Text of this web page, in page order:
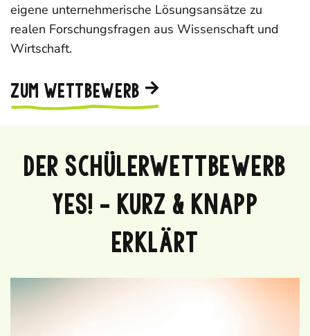
eigene unternehmerische Lösungsansätze zu
realen Forschungsfragen aus Wissenschaft und
Wirtschaft.
ZUM WETTBEWERB
DER SCHÜLERWETTBEWERB
YES! – KURZ & KNAPP
ERKLÄRT